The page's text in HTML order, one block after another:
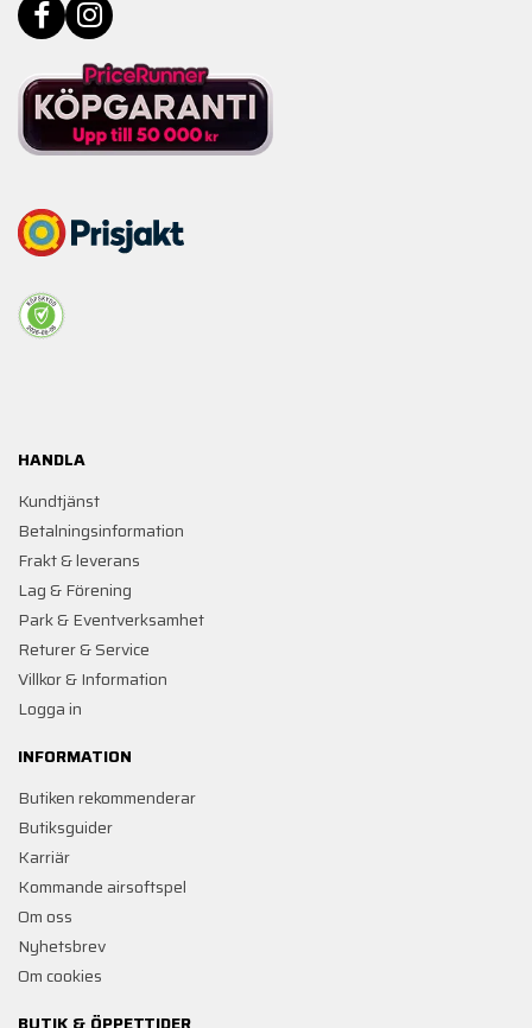
HANDLA
Kundtjänst
Betalningsinformation
Frakt & leverans
Lag & Förening
Park & Eventverksamhet
Returer & Service
Villkor & Information
Logga in
INFORMATION
Butiken rekommenderar
Butiksguider
Karriär
Kommande airsoftspel
Om oss
Nyhetsbrev
Om cookies